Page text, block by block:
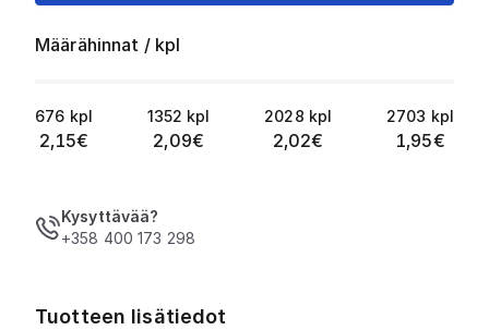
Määrähinnat / kpl
676 kpl
2,15€
1352 kpl
2,09€
2028 kpl
2,02€
2703 kpl
1,95€
Kysyttävää?
+358 400 173 298
Tuotteen lisätiedot